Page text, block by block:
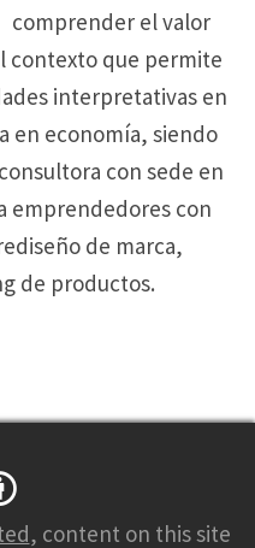
comprender el valor
contexto que permite
interpretativas en
en economía, siendo
con sede en
emprendedores con
de marca,
de productos.
, content on this site